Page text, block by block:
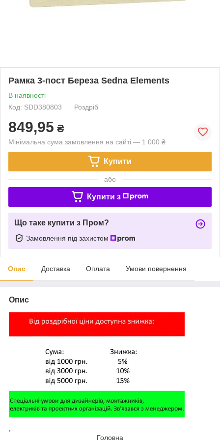
Рамка 3-пост Береза Sedna Elements
В наявності
Код: SDD380803
Роздріб
849,95 ₴
Мінімальна сума замовлення на сайті — 1 000 ₴
Купити
або
Купити з
Що таке купити з Пром?
Замовлення під захистом
Опис Доставка Оплата Умови повернення
Опис
Головна